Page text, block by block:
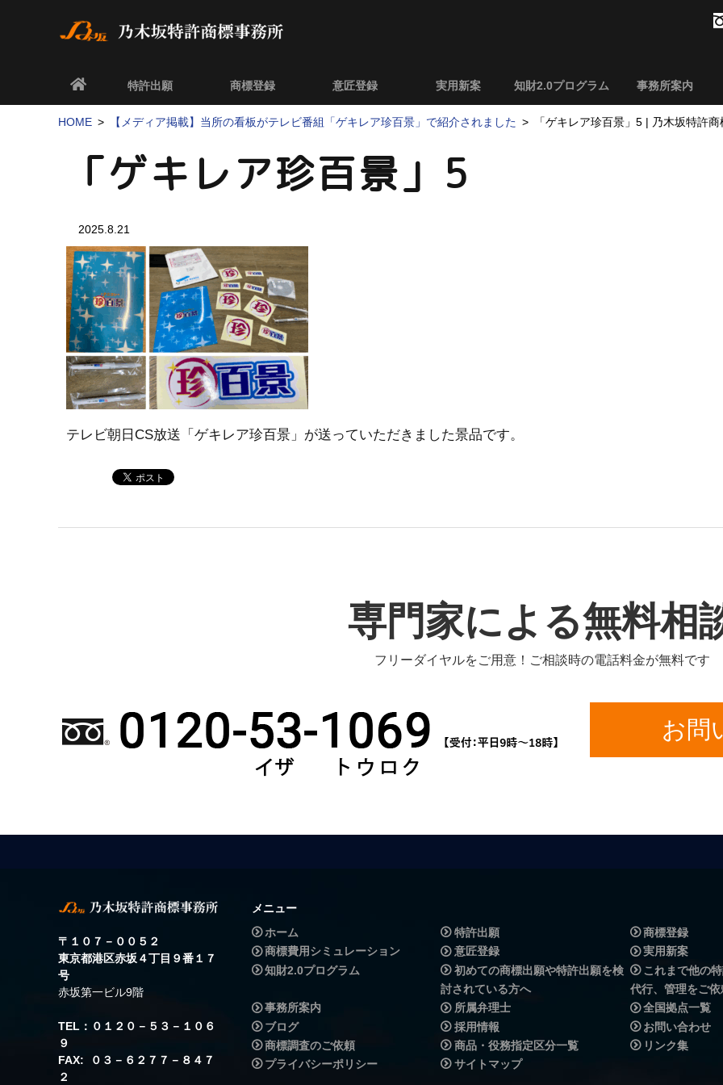
特許出願 商標登録 意匠登録 実用新案 知財2.0プログラム 事務所案内
HOME 【メディア掲載】当所の看板がテレビ番組「ゲキレア珍百景」で紹介されました 「ゲキレア珍百景」5 | 乃木坂特許
「ゲキレア珍百景」5
2025.8.21
テレビ朝日CS放送「ゲキレア珍百景」が送っていただきました景品です。
専門家による無料相
フリーダイヤルをご用意！ご相談時の電話料金が無料です
お問
〒１０７－００５２
東京都港区赤坂４丁目９番１７
号
赤坂第一ビル9階
TEL：０１２０－５３－１０６
９
FAX: ０３－６２７７－８４７
２
メニュー
ホーム
特許出願
商標登録
商標費用シミュレーション
意匠登録
実用新案
知財2.0プログラム
初めての商標出願や特許出願を検
討されている方へ
これまで他の
代行、管理をご
事務所案内
所属弁理士
全国拠点一覧
ブログ
採用情報
お問い合わせ
商標調査のご依頼
商品・役務指定区分一覧
リンク集
プライバシーポリシー
サイトマップ